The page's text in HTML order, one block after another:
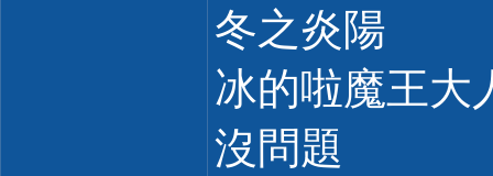
冬之炎陽
冰的啦魔王大
沒問題